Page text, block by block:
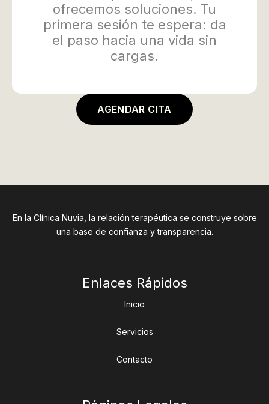
ofrecemos soluciones. Tu
primera sesión te espera: da
el paso hacia una vida sin
cargas.
AGENDAR CITA
En la Clínica Nuvia, la relación terapéutica se construye sobre
una base de confianza y transparencia.
Enlaces Rápidos
Inicio
Servicios
Contacto